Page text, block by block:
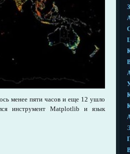
менее пяти часов и еще 12 ушло
инструмент Matplotlib и язык